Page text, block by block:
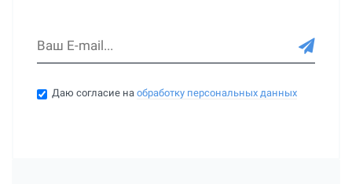
Даю согласие наобработку персональных данных